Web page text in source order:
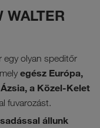
egy olyan speditőr
egész Európa,
a Közel-Kelet
fuvarozást.
állunk